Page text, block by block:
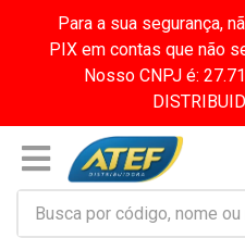
Para a sua segurança,
PIX em contas que não
Nosso CNPJ é: